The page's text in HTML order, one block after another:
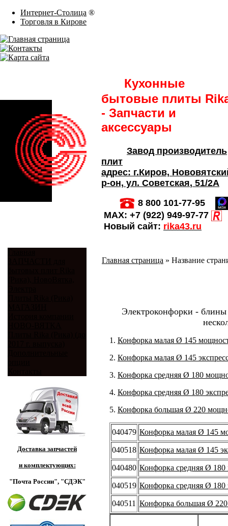
Интернет-Столица ®
Торговля в Кирове
Кухонные
бытовые плиты
- Запчасти и
аксессуары
Завод производитель
плит
адрес: г.Киров,
р-он, ул. Советская, 51/2А
8 800 101-77-95
MAX: +7 (922) 949-97-77
Новый сайт: rika43.ru
Доставка запчастей
и комплектующих:
"Почта России", "СДЭК"
Главная страница » Название
Электроконфорки -
1. Конфорка малая Ø 145
2. Конфорка малая Ø 145
3. Конфорка средняя Ø 180
4. Конфорка средняя Ø 180
5. Конфорка большая Ø 220
040479 Конфорка малая Ø 145
040518 Конфорка малая Ø 145
040480 Конфорка средняя Ø
040519 Конфорка средняя Ø 180
040511 Конфорка большая Ø